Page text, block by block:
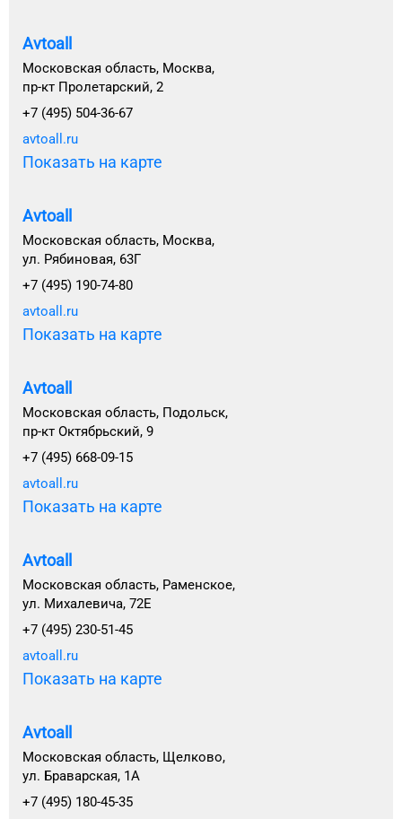
Avtoall
Московская область, Москва,
пр-кт Пролетарский, 2
+7 (495) 504-36-67
avtoall.ru
Показать на карте
Avtoall
Московская область, Москва,
ул. Рябиновая, 63Г
+7 (495) 190-74-80
avtoall.ru
Показать на карте
Avtoall
Московская область, Подольск,
пр-кт Октябрьский, 9
+7 (495) 668-09-15
avtoall.ru
Показать на карте
Avtoall
Московская область, Раменское,
ул. Михалевича, 72Е
+7 (495) 230-51-45
avtoall.ru
Показать на карте
Avtoall
Московская область, Щелково,
ул. Браварская, 1А
+7 (495) 180-45-35